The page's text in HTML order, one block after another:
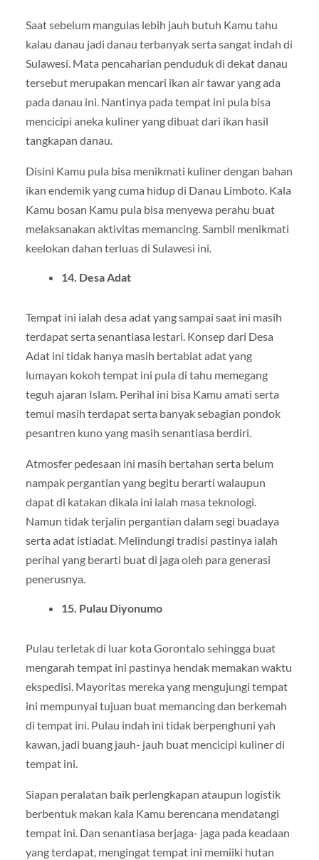
Saat sebelum mangulas lebih jauh butuh Kamu tahu
kalau danau jadi danau terbanyak serta sangat indah di
Sulawesi. Mata pencaharian penduduk di dekat danau
tersebut merupakan mencari ikan air tawar yang ada
pada danau ini. Nantinya pada tempat ini pula bisa
mencicipi aneka kuliner yang dibuat dari ikan hasil
tangkapan danau.
Disini Kamu pula bisa menikmati kuliner dengan bahan
ikan endemik yang cuma hidup di Danau Limboto. Kala
Kamu bosan Kamu pula bisa menyewa perahu buat
melaksanakan aktivitas memancing. Sambil menikmati
keelokan dahan terluas di Sulawesi ini.
14. Desa Adat
Tempat ini ialah desa adat yang sampai saat ini masih
terdapat serta senantiasa lestari. Konsep dari Desa
Adat ini tidak hanya masih bertabiat adat yang
lumayan kokoh tempat ini pula di tahu memegang
teguh ajaran Islam. Perihal ini bisa Kamu amati serta
temui masih terdapat serta banyak sebagian pondok
pesantren kuno yang masih senantiasa berdiri.
Atmosfer pedesaan ini masih bertahan serta belum
nampak pergantian yang begitu berarti walaupun
dapat di katakan dikala ini ialah masa teknologi.
Namun tidak terjalin pergantian dalam segi buadaya
serta adat istiadat. Melindungi tradisi pastinya ialah
perihal yang berarti buat di jaga oleh para generasi
penerusnya.
15. Pulau Diyonumo
Pulau terletak di luar kota Gorontalo sehingga buat
mengarah tempat ini pastinya hendak memakan waktu
ekspedisi. Mayoritas mereka yang mengujungi tempat
ini mempunyai tujuan buat memancing dan berkemah
di tempat ini. Pulau indah ini tidak berpenghuni yah
kawan, jadi buang jauh- jauh buat mencicipi kuliner di
tempat ini.
Siapan peralatan baik perlengkapan ataupun logistik
berbentuk makan kala Kamu berencana mendatangi
tempat ini. Dan senantiasa berjaga- jaga pada keadaan
yang terdapat, mengingat tempat ini memiiki hutan